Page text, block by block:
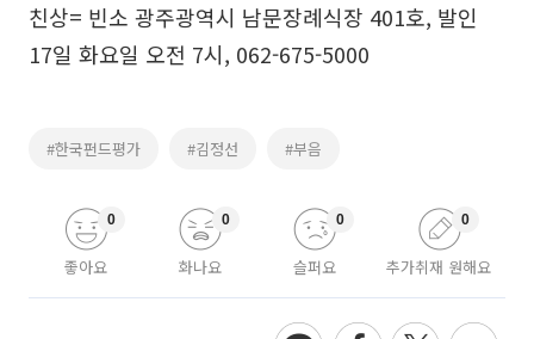
친상= 빈소 광주광역시 남문장례식장 401호, 발인
17일 화요일 오전 7시, 062-675-5000
#한국펀드평가 #김정선 #부음
좋아요
0
화나요
0
슬퍼요
0
추가취재 원해요
0